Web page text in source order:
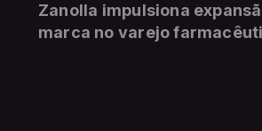
Zanolla impulsiona
marca no varejo